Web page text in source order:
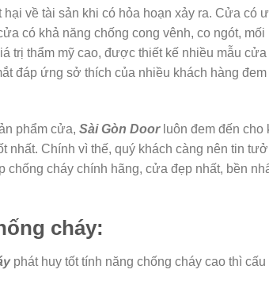
về tài sản khi có hỏa hoạn xảy ra. Cửa có
có khả năng chống cong vênh, co ngót, mối
trị thẩm mỹ cao, được thiết kế nhiều mẫu cửa
đáp ứng sở thích của nhiều khách hàng
phẩm cửa, Sài Gòn Doorluôn đem đến cho
nhất. Chính vì thế, quý khách càng nên tin
cháy chính hãng, cửa đẹp nhất, bền
cháy:
phát huy tốt tính năng chống cháy cao thì